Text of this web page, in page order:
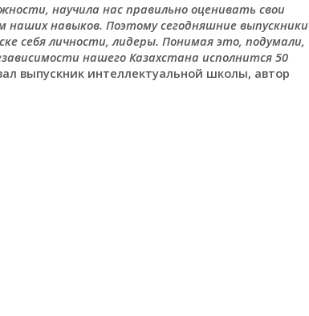
научила нас правильно оценивать свои
навыков. Поэтому сегодняшние выпускники
себя личности, лидеры. Понимая это, подумали,
нашего Казахстана исполнится 50
выпускник интеллектуальной школы, автор